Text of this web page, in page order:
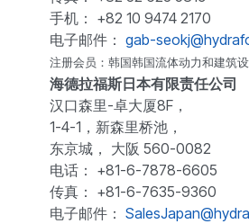
手机： +82 10 9474 2170
电子邮件： gab-
注册会员：韩国韩国流体动力和建筑
海德拉福斯日本有限责任公司
汉口森里-卓大厦8F，
1-4-1，新森里桥池，
东京城， 大阪 560-0082
电话： +81-6-7878-6605
传真： +81-6-7635-9360
电子邮件：